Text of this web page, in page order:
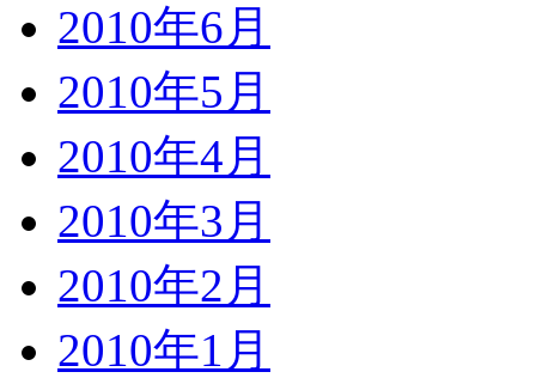
2010年6月
2010年5月
2010年4月
2010年3月
2010年2月
2010年1月